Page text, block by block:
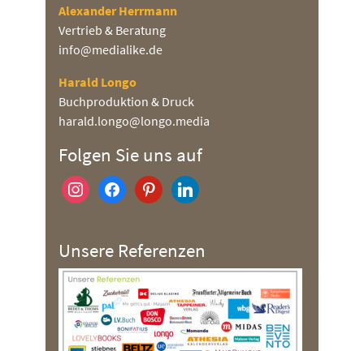
Alexander Herrmann
Vertrieb & Beratung
info@medialike.de
Harald Longo
Buchproduktion & Druck
harald.longo@longo.media
Folgen Sie uns auf
instagramfacebookpinterestlinkedin
Unsere Referenzen